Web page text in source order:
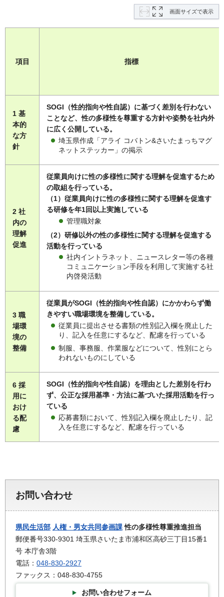
画面サイズで表示
項目 指標
1 基
本的
な方
針
SOGI（性的指向や性自認）に基づく差別を行わない
ことなど、性の多様性を尊重する方針や姿勢を社内外
に広く公開している。
埼玉県作成「アライ コバトン&さいたまっちマグ
ネットステッカー」の掲示
2 社
内の
理解
促進
従業員向けに性の多様性に関する理解を促進するため
の取組を行っている。
（1）従業員向けに性の多様性に関する理解を促進す
る研修を年1回以上実施している
管理職対象
（2）研修以外の性の多様性に関する理解を促進する
活動を行っている
社内イントラネット、ニュースレター等の各種
コミュニケーション手段を利用して実施する社
内啓発活動
3 職
場環
境の
整備
従業員がSOGI（性的指向や性自認）にかかわらず働
きやすい職場環境を整備している。
従業員に提出させる書類の性別記入欄を廃止した
り、記入を任意にするなど、配慮を行っている
制服、事務服、作業服などについて、性別にとら
われないものにしている
6 採
用に
おけ
る配
慮
SOGI（性的指向や性自認）を理由とした差別を行わ
ず、公正な採用基準・方法に基づいた採用活動を行っ
ている
応募書類において、性別記入欄を廃止したり、記
入を任意にするなど、配慮を行っている
お問い合わせ
県民生活部 人権・男女共同参画課性の多様性尊重推進担当
郵便番号330-9301 埼玉県さいたま市浦和区高砂三丁目15番1
号 本庁舎3階
電話： 048-830-2927
ファックス：048-830-4755
お問い合わせフォーム